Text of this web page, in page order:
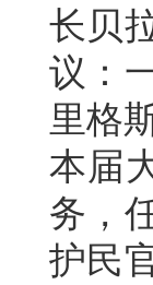
长贝
议：
里格
本届
务，
护民